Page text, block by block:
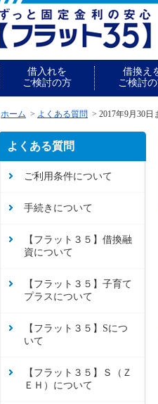
借入れを
ご検討の方
借換え
ご検討
ホーム よくある質問 2017年9月30
よくある質問
ご利用条件について
手続きについて
【フラット３５】借換融
資について
【フラット３５】子育て
プラスについて
【フラット３５】Sにつ
いて
【フラット３５】Ｓ（Ｚ
ＥＨ）について